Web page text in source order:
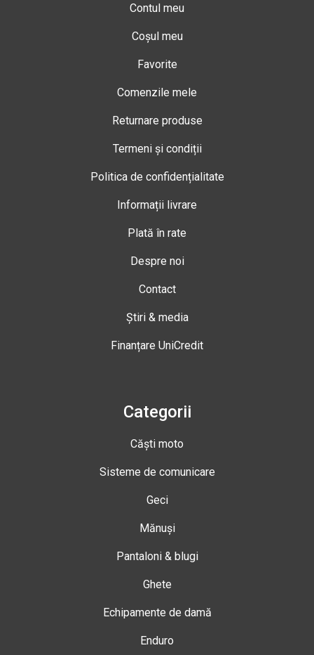
Contul meu
Coșul meu
Favorite
Comenzile mele
Returnare produse
Termeni și condiții
Politica de confidențialitate
Informații livrare
Plată în rate
Despre noi
Contact
Știri & media
Finanțare UniCredit
Categorii
Căști moto
Sisteme de comunicare
Geci
Mănuși
Pantaloni & blugi
Ghete
Echipamente de damă
Enduro